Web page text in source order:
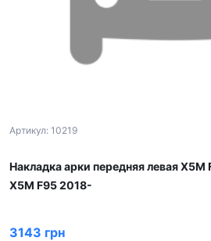
Артикул: 10219
Накладка арки передняя левая X5M
X5M F95 2018-
3143 грн